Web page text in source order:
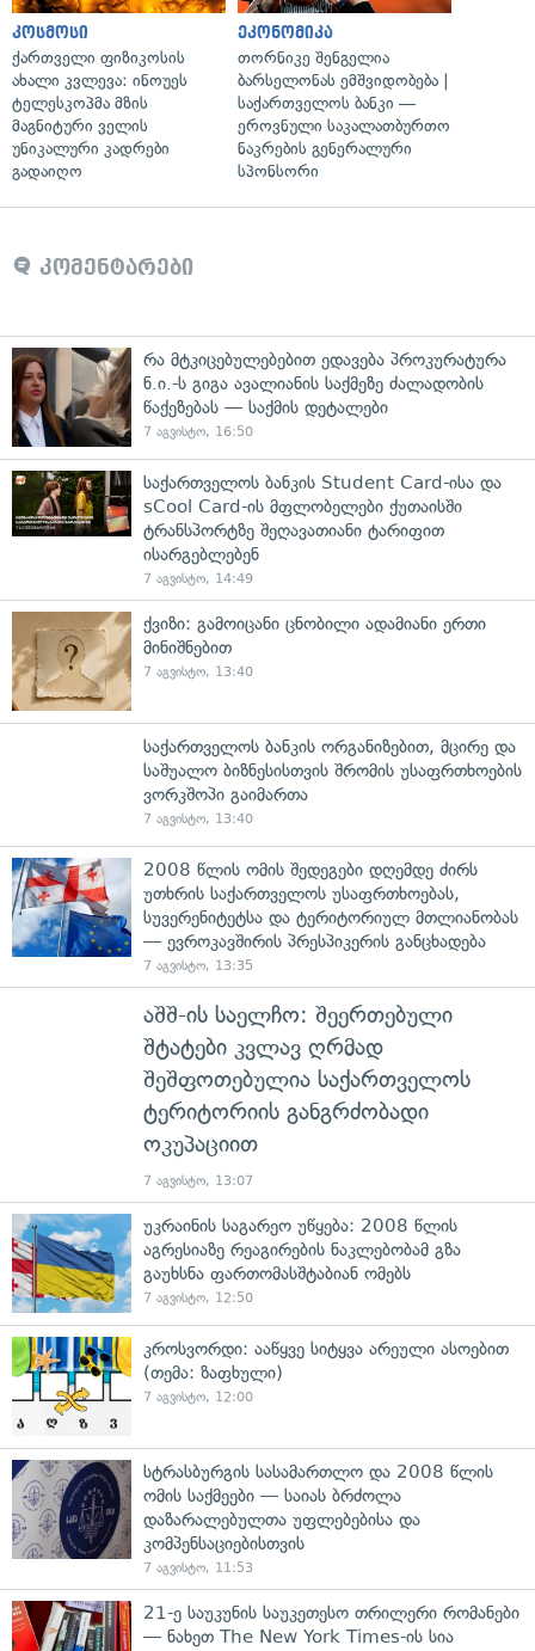
კოსმოსი
ქართველი ფიზიკოსის
ახალი კვლევა: ინოუეს
ტელესკოპმა მზის
მაგნიტური ველის
უნიკალური კადრები
გადაიღო
ეკონომიკა
თორნიკე შენგელია
ბარსელონას ემშვიდობება |
საქართველოს ბანკი —
ეროვნული საკალათბურთო
ნაკრების გენერალური
სპონსორი
კომენტარები
რა მტკიცებულებებით ედავება პროკურატურა
ნ.ი.-ს გიგა ავალიანის საქმეზე ძალადობის
წაქეზებას — საქმის დეტალები
7 აგვისტო, 16:50
საქართველოს ბანკის Student Card-ისა და
sCool Card-ის მფლობელები ქუთაისში
ტრანსპორტზე შეღავათიანი ტარიფით
ისარგებლებენ
7 აგვისტო, 14:49
ქვიზი: გამოიცანი ცნობილი ადამიანი ერთი
მინიშნებით
7 აგვისტო, 13:40
საქართველოს ბანკის ორგანიზებით, მცირე და
საშუალო ბიზნესისთვის შრომის უსაფრთხოების
ვორკშოპი გაიმართა
7 აგვისტო, 13:40
2008 წლის ომის შედეგები დღემდე ძირს
უთხრის საქართველოს უსაფრთხოებას,
სუვერენიტეტსა და ტერიტორიულ მთლიანობას
— ევროკავშირის პრესპიკერის განცხადება
7 აგვისტო, 13:35
აშშ-ის საელჩო: შეერთებული
შტატები კვლავ ღრმად
შეშფოთებულია საქართველოს
ტერიტორიის განგრძობადი
ოკუპაციით
7 აგვისტო, 13:07
უკრაინის საგარეო უწყება: 2008 წლის
აგრესიაზე რეაგირების ნაკლებობამ გზა
გაუხსნა ფართომასშტაბიან ომებს
7 აგვისტო, 12:50
კროსვორდი: ააწყვე სიტყვა არეული ასოებით
(თემა: ზაფხული)
7 აგვისტო, 12:00
სტრასბურგის სასამართლო და 2008 წლის
ომის საქმეები — საიას ბრძოლა
დაზარალებულთა უფლებებისა და
კომპენსაციებისთვის
7 აგვისტო, 11:53
21-ე საუკუნის საუკეთესო თრილერი რომანები
— ნახეთ The New York Times-ის სია